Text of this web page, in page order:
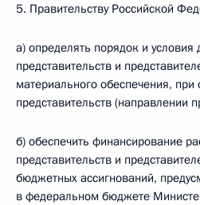
5. Правительству Российской
а) определять порядок и условия
представительств и
материального обеспечения, при
представительств (направлении
б) обеспечить финансирование
представительств и
бюджетных ассигнований,
в федеральном бюджете